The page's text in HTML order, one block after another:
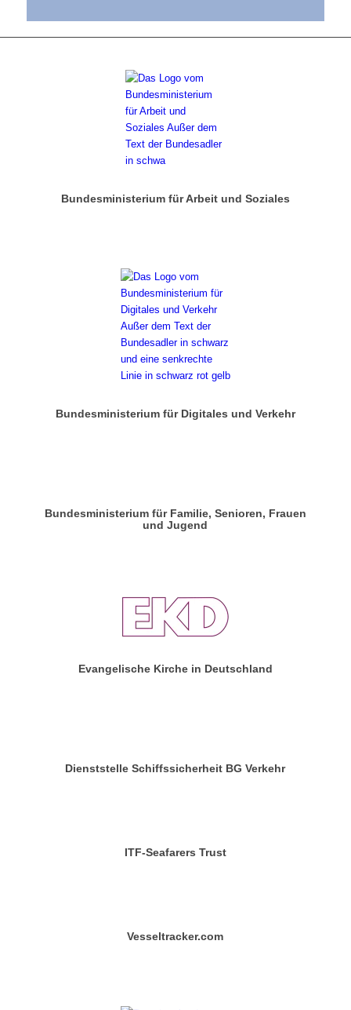
Bundesministerium für Arbeit und Soziales
Bundesministerium für Digitales und Verkehr
Bundesministerium für Familie, Senioren, Frauen
und Jugend
Evangelische Kirche in Deutschland
Dienststelle Schiffssicherheit BG Verkehr
ITF-Seafarers Trust
Vesseltracker.com